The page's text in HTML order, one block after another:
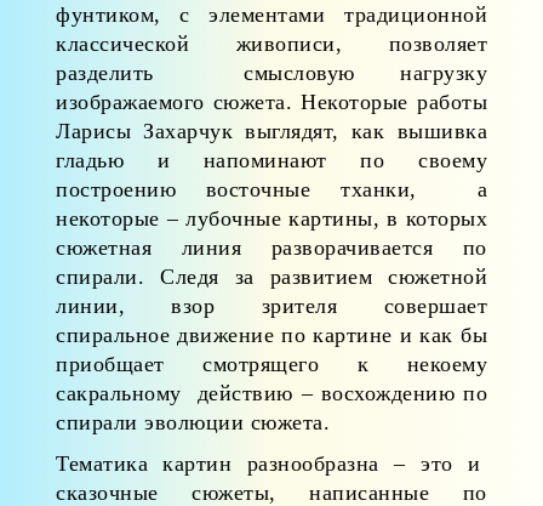
фунтиком, с элементами традиционной
классической живописи, позволяет
разделить смысловую нагрузку
изображаемого сюжета. Некоторые работы
Ларисы Захарчук выглядят, как вышивка
гладью и напоминают по своему
построению восточные тханки, а
некоторые – лубочные картины, в которых
сюжетная линия разворачивается по
спирали. Следя за развитием сюжетной
линии, взор зрителя совершает
спиральное движение по картине и как бы
приобщает смотрящего к некоему
сакральному действию – восхождению по
спирали эволюции сюжета.
Тематика картин разнообразна – это и
сказочные сюжеты, написанные по